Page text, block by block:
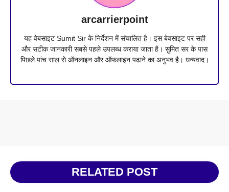
arcarrierpoint
यह वेबसाइट Sumit Sir के निर्देशन में संचालित है। इस बेवसाइट पर सही
और सटीक जानकारी सबसे पहले उपलब्ध कराया जाता है। सुमित सर के पास
पिछले पांच साल से ऑनलाइन और ऑफलाइन पढाने का अनुभव है। धन्यवाद।
RELATED POST